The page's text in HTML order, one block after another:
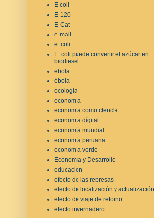
E coli
E-120
E-Cat
e-mail
e. coli
E. coli puede convertir el azúcar en
biodiesel
ebola
ébola
ecología
economía
economía como ciencia
economía dígital
economía mundial
economía peruana
economía verde
Economía y Desarrollo
educación
efecto de las represas
efecto de localización y actualización
efecto de viaje de retorno
efecto invernadero